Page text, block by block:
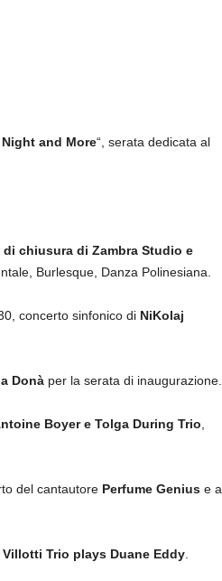
and More“, serata dedicata al
di chiusura di Zambra Studio e
Burlesque, Danza Polinesiana.
concerto sinfonico di NiKolaj
Donàper la serata di inaugurazione.
Boyer e Tolga During Trio
del cantautore Perfume Geniuse a
Trio plays Duane Eddy.